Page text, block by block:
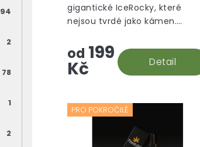
94
2
78
1
2
od 199
Kč Detail
gigantické IceRocky, které
nejsou tvrdé jako kámen.
CBD květy, jsou posypané CBD
izolátem, a proto mají až 80%
obsah...
PRO POKROČILÉ